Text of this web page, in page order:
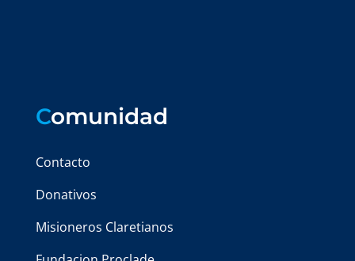
Comunidad
Contacto
Donativos
Misioneros Claretianos